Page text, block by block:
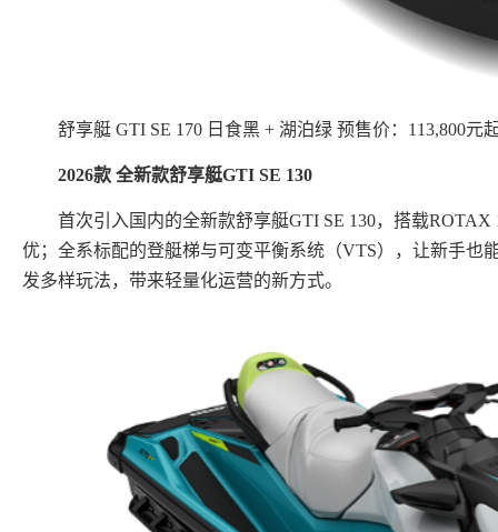
舒享艇 GTI SE 170 日食黑 + 湖泊绿 预售价：113,800元
2026款 全新款舒享艇GTI SE 130
首次引入国内的全新款舒享艇GTI SE 130，搭载ROTAX
优；全系标配的登艇梯与可变平衡系统（VTS），让新手也
发多样玩法，带来轻量化运营的新方式。